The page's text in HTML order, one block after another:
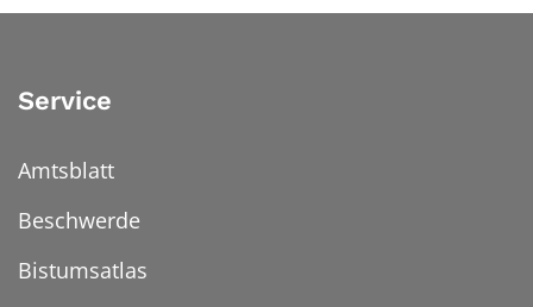
Service
Amtsblatt
Beschwerde
Bistumsatlas